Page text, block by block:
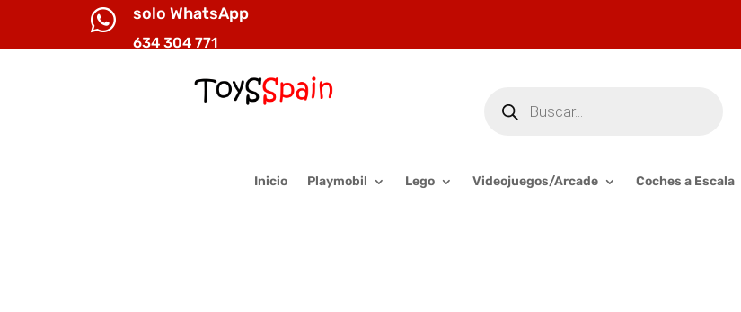
 solo WhatsApp
634 304 771
productos
Inicio Playmobil Lego Videojuegos/Arcade Coches a Escala